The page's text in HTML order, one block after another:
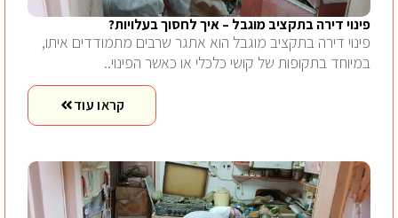
פינוי דירה בתקציב מוגבל – איך לחסוך בעלויות?
פינוי דירה בתקציב מוגבל הוא אתגר שרבים מתמודדים איתו,
במיוחד בתקופות של קושי כלכלי או כאשר הפינוי..
קראו עוד